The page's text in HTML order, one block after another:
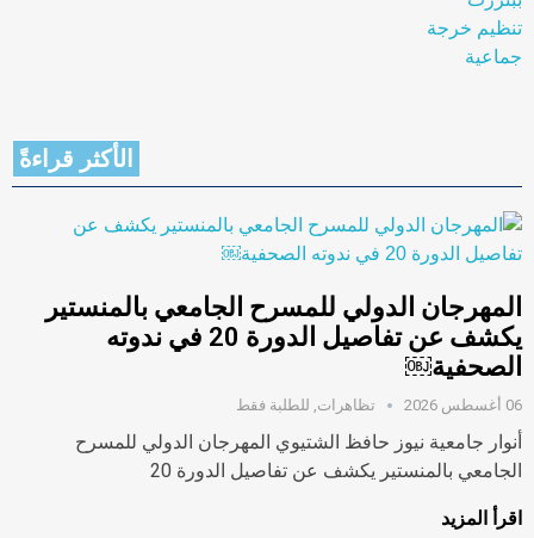
الأكثر قراءةً
المهرجان الدولي للمسرح الجامعي بالمنستير
يكشف عن تفاصيل الدورة 20 في ندوته
الصحفية￼
06 أغسطس 2026 تظاهرات للطلبة فقط
أنوار جامعية نيوز حافظ الشتيوي المهرجان الدولي للمسرح
الجامعي بالمنستير يكشف عن تفاصيل الدورة 20
اقرأ المزيد